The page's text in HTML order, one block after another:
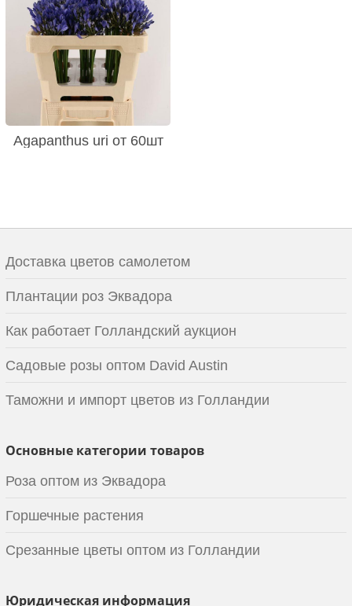
Agapanthus uri от 60шт
Доставка цветов самолетом
Плантации роз Эквадора
Как работает Голландский аукцион
Садовые розы оптом David Austin
Таможни и импорт цветов из Голландии
Основные категории товаров
Роза оптом из Эквадора
Горшечные растения
Срезанные цветы оптом из Голландии
Юридическая информация